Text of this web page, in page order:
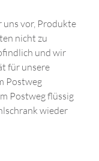
uns vor, Produkte
nicht zu
und wir
für unsere
Postweg
Postweg flüssig
wieder